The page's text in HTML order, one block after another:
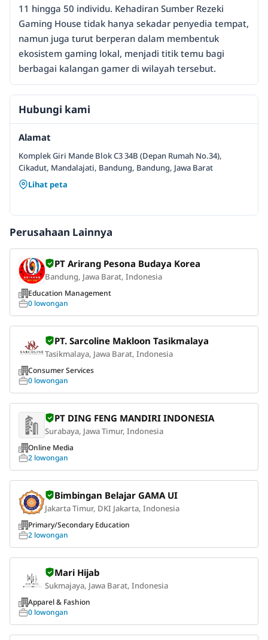
11 hingga 50 individu. Kehadiran Sumber Rezeki
Gaming House tidak hanya sekadar penyedia tempat,
namun juga turut berperan dalam membentuk
ekosistem gaming lokal, menjadi titik temu bagi
berbagai kalangan gamer di wilayah tersebut.
Hubungi kami
Alamat
Komplek Giri Mande Blok C3 34B (Depan Rumah No.34),
Cikadut, Mandalajati, Bandung, Bandung, Jawa Barat
Lihat peta
Perusahaan Lainnya
PT Arirang Pesona Budaya Korea
Bandung, Jawa Barat, Indonesia
Education Management
0 lowongan
PT. Sarcoline Makloon Tasikmalaya
Tasikmalaya, Jawa Barat, Indonesia
Consumer Services
0 lowongan
PT DING FENG MANDIRI INDONESIA
Surabaya, Jawa Timur, Indonesia
Online Media
2 lowongan
Bimbingan Belajar GAMA UI
Jakarta Timur, DKI Jakarta, Indonesia
Primary/Secondary Education
2 lowongan
Mari Hijab
Sukmajaya, Jawa Barat, Indonesia
Apparel & Fashion
0 lowongan